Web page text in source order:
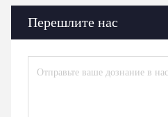
Перешлите нас